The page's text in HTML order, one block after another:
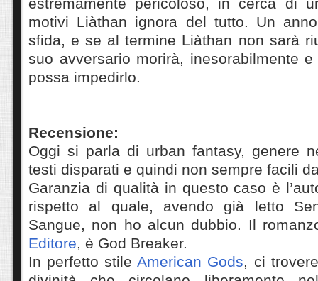
estremamente pericoloso, in cerca di
motivi Liàthan ignora del tutto. Un
sfida, e se al termine Liàthan non sarà
suo avversario morirà, inesorabilmente
possa impedirlo.
Recensione:
Oggi si parla di urban fantasy, genere
testi disparati e quindi non sempre facili
Garanzia di qualità in questo caso è
rispetto al quale, avendo già letto
Sangue, non ho alcun dubbio. Il
Editore, è God Breaker.
In perfetto stileAmerican Gods, ci